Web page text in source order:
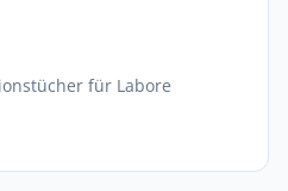
für Labore